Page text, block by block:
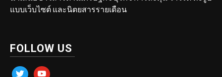
แบบเว็บไซต์ และนิตยสารรายเดือน
FOLLOW US
twitter youtube